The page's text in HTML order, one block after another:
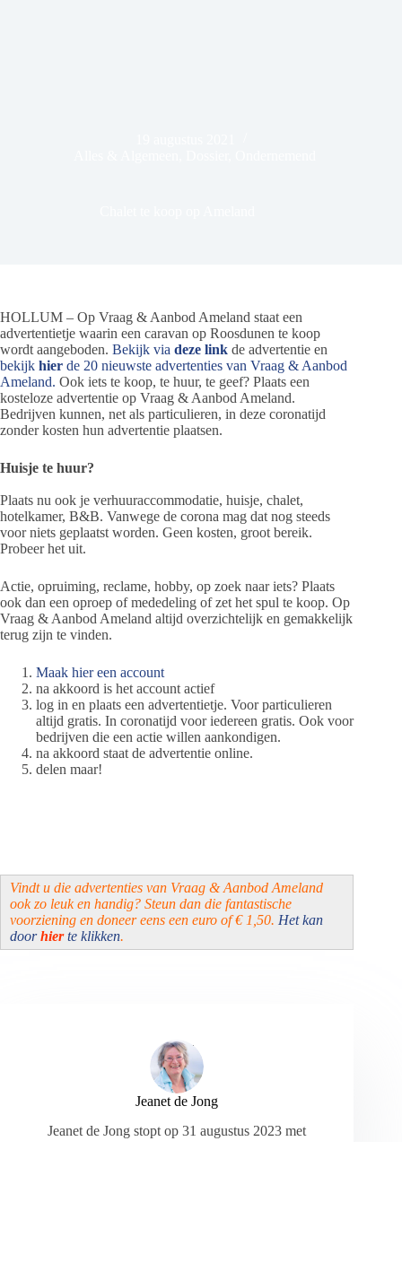
HOLLUM – Op Vraag & Aanbod Ameland staat een
advertentietje waarin een caravan op Roosdunen te koop
wordt aangeboden. Bekijk via deze link de advertentie en
bekijk hier de 20 nieuwste advertenties van Vraag & Aanbod
Ameland. Ook iets te koop, te huur, te geef? Plaats een
kosteloze advertentie op Vraag & Aanbod Ameland.
Bedrijven kunnen, net als particulieren, in deze coronatijd
zonder kosten hun advertentie plaatsen.
Huisje te huur?
Plaats nu ook je verhuuraccommodatie, huisje, chalet,
hotelkamer, B&B. Vanwege de corona mag dat nog steeds
voor niets geplaatst worden. Geen kosten, groot bereik.
Probeer het uit.
Actie, opruiming, reclame, hobby, op zoek naar iets? Plaats
ook dan een oproep of mededeling of zet het spul te koop. Op
Vraag & Aanbod Ameland altijd overzichtelijk en gemakkelijk
terug zijn te vinden.
Maak hier een account
na akkoord is het account actief
log in en plaats een advertentietje. Voor particulieren
altijd gratis. In coronatijd voor iedereen gratis. Ook voor
bedrijven die een actie willen aankondigen.
na akkoord staat de advertentie online.
delen maar!
Vindt u die advertenties van Vraag & Aanbod Ameland
ook zo leuk en handig? Steun dan die fantastische
voorziening en doneer eens een euro of € 1,50. Het kan
doorhierte klikken.
Jeanet de Jong
Jeanet de Jong stopt op 31 augustus 2023 met